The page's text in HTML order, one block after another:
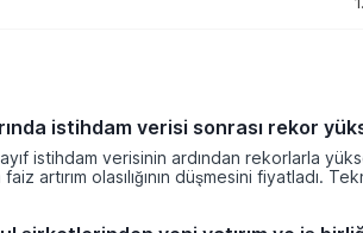
istihdam verisi sonrası rekor
istihdam verisinin ardından rekorlarla
artırım olasılığının düşmesini fiyatladı.
en yüksek getirileri elde edildi.